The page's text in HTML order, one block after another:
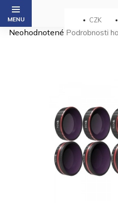
Prejsť
obsah
CZK
Priemerné
Neohodnotené Podrobnosti